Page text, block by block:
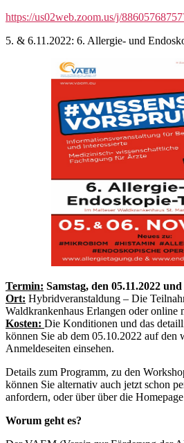
https://us02web.zoom.us/j/
5. & 6.11.2022: 6. Allergie- und
Termin: Samstag, den 05.11.2022
Ort: Hybridveranstaldung – Die
Waldkrankenhaus Erlangen oder online
Kosten: Die Konditionen und das
können Sie ab dem 05.10.2022 auf den
Anmeldeseiten einsehen.
Details zum Programm, zu den
können Sie alternativ auch jetzt schon
anfordern, oder über über die Homepage
Worum geht es?